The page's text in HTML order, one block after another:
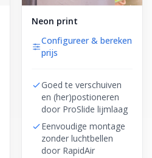
Neon print
Configureer & bereken
prijs
Goed te verschuiven
en (her)postioneren
door ProSlide lijmlaag
Eenvoudige montage
zonder luchtbellen
door RapidAir